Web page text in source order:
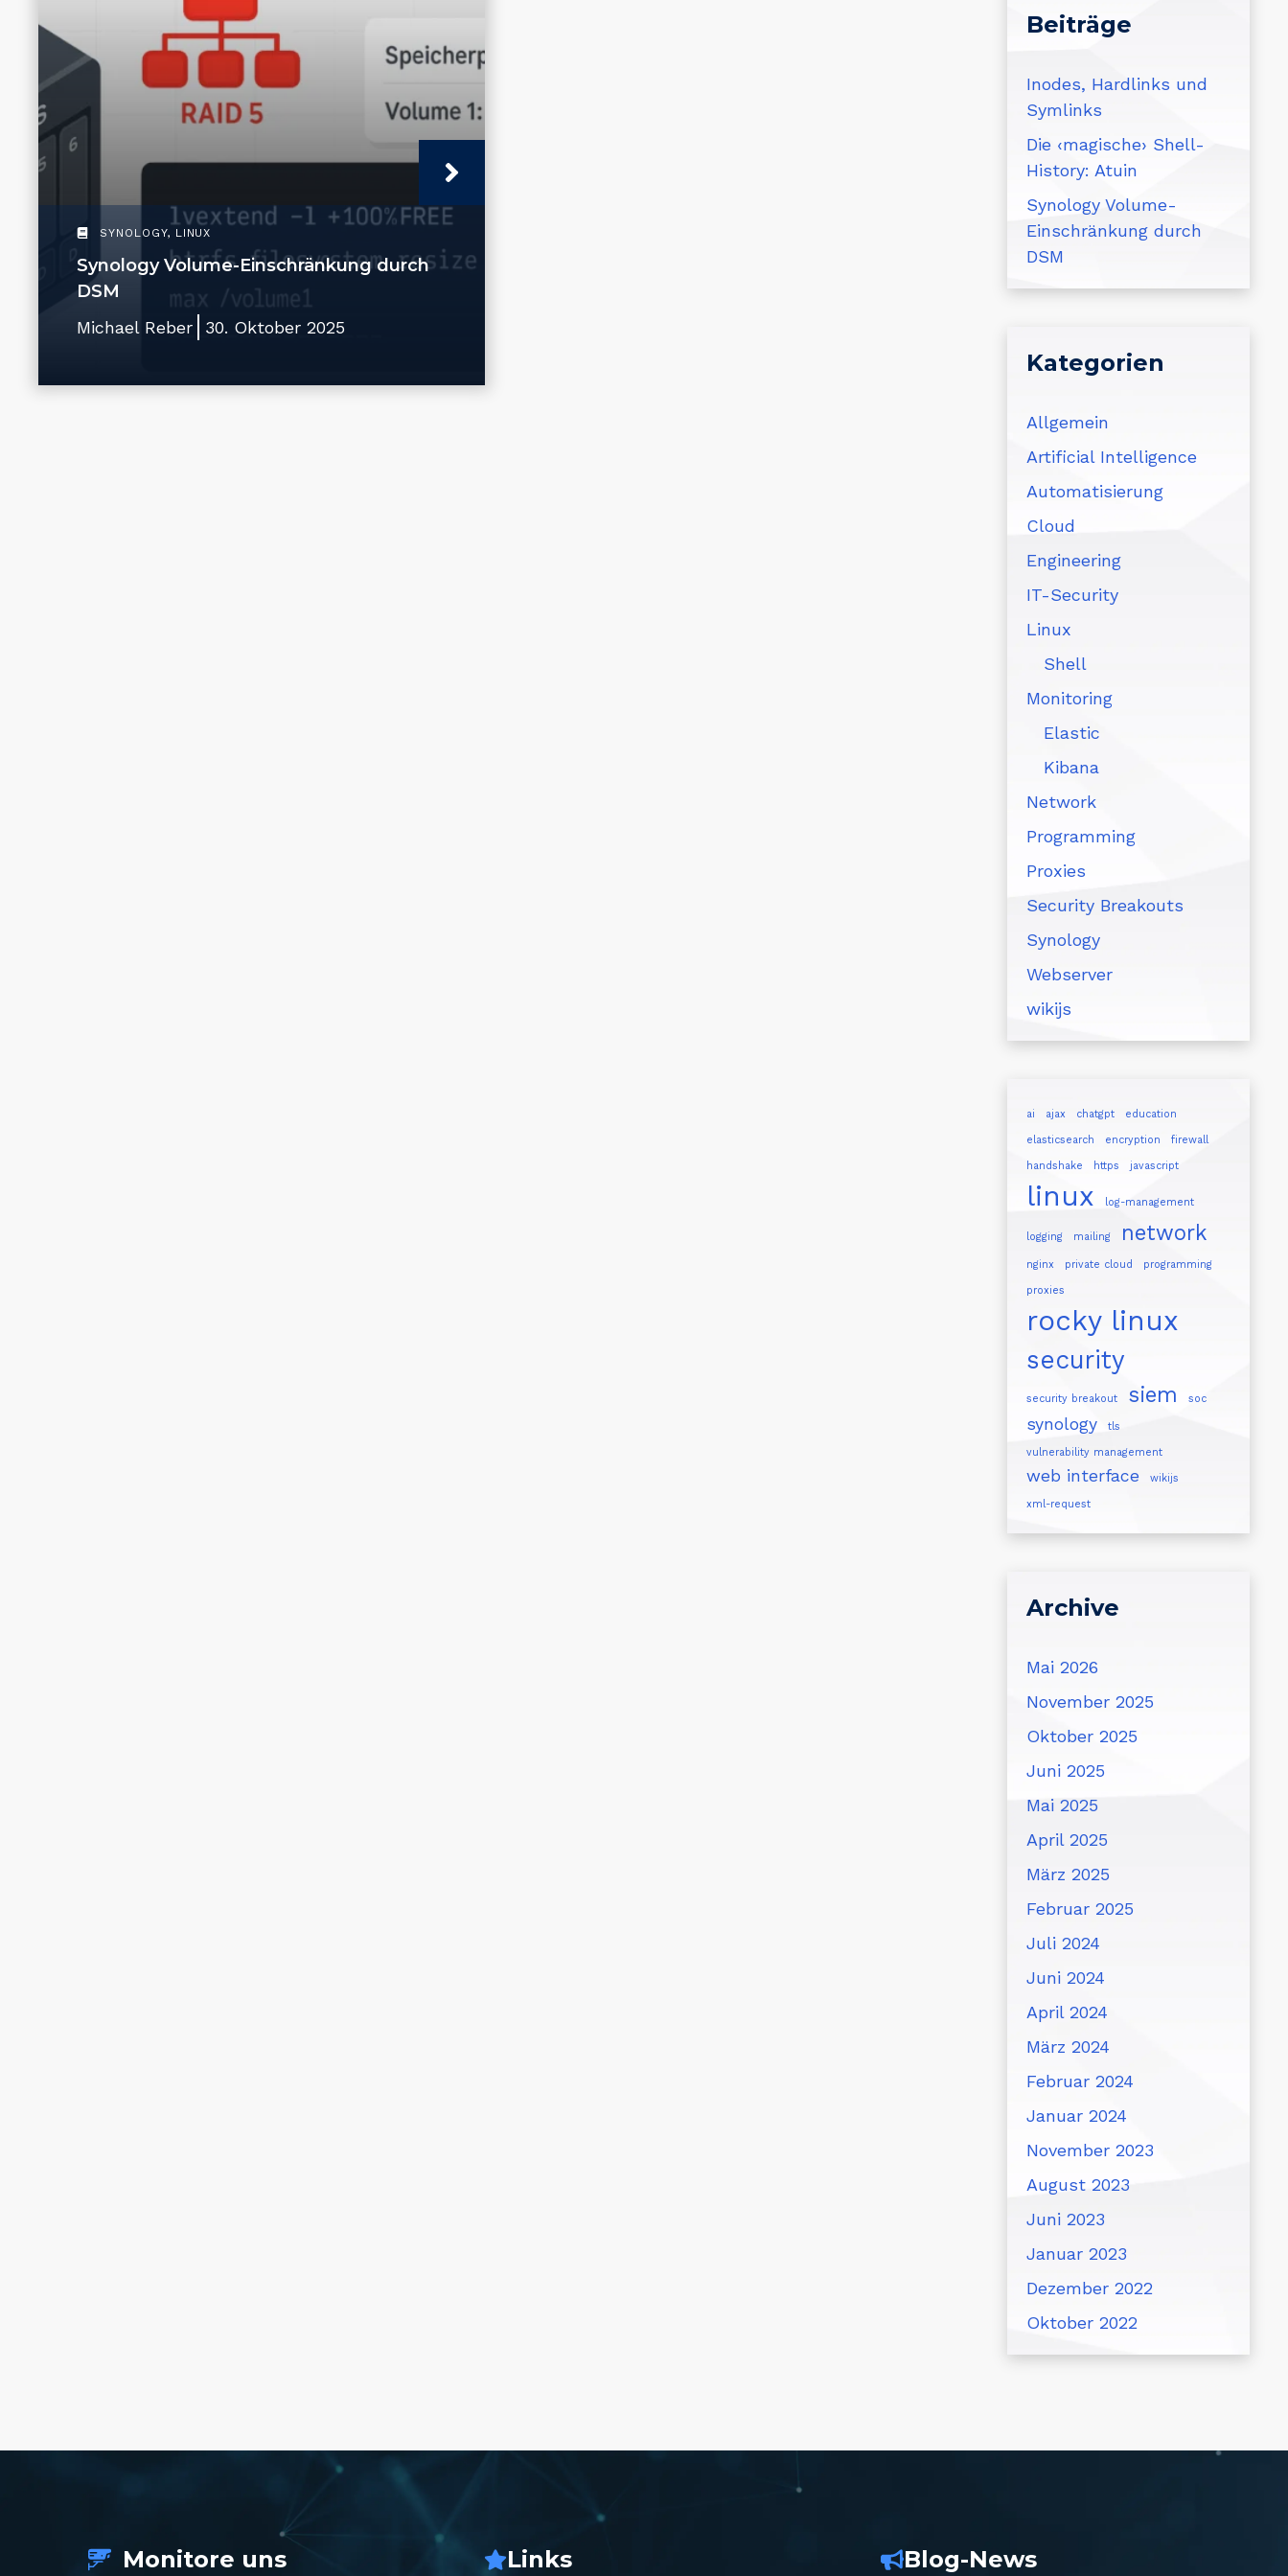
SYNOLOGY, LINUX
Synology Volume-Einschränkung durch
DSM
Michael Reber 30. Oktober 2025
Beiträge
Inodes, Hardlinks und
Symlinks
Die ‹magische› Shell-
History: Atuin
Synology Volume-
Einschränkung durch
DSM
Kategorien
Allgemein
Artificial Intelligence
Automatisierung
Cloud
Engineering
IT-Security
Linux
Shell
Monitoring
Elastic
Kibana
Network
Programming
Proxies
Security Breakouts
Synology
Webserver
wikijs
ai ajax chatgpt education
elasticsearch encryption firewall
handshake https javascript
linux log-management
logging mailing network
nginx private cloud programming
proxies
rocky linux
security
security breakout siem soc
synology tls
vulnerability management
web interface wikijs
xml-request
Archive
Mai 2026
November 2025
Oktober 2025
Juni 2025
Mai 2025
April 2025
März 2025
Februar 2025
Juli 2024
Juni 2024
April 2024
März 2024
Februar 2024
Januar 2024
November 2023
August 2023
Juni 2023
Januar 2023
Dezember 2022
Oktober 2022
Monitore uns Links Blog-News